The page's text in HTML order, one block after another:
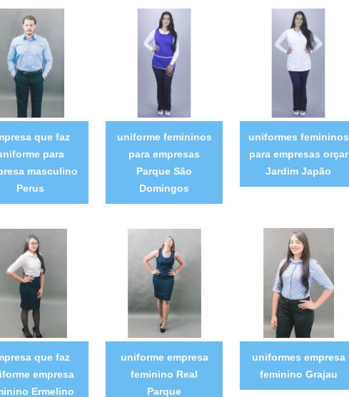
que faz
para
masculino
Perus
uniforme femininos
para empresas
Parque São
Domingos
uniformes femininos
para empresas orçar
Jardim Japão
que faz
empresa
Ermelino
uniforme empresa
feminino Real
Parque
uniformes empresa
feminino Grajau